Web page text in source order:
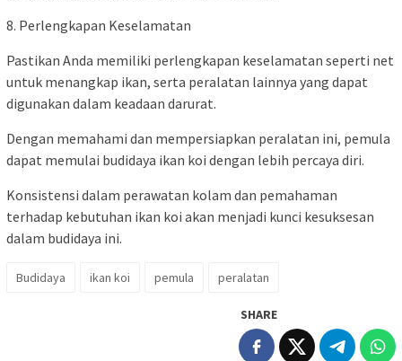
8. Perlengkapan Keselamatan
Pastikan Anda memiliki perlengkapan keselamatan seperti net
untuk menangkap ikan, serta peralatan lainnya yang dapat
digunakan dalam keadaan darurat.
Dengan memahami dan mempersiapkan peralatan ini, pemula
dapat memulai budidaya ikan koi dengan lebih percaya diri.
Konsistensi dalam perawatan kolam dan pemahaman
terhadap kebutuhan ikan koi akan menjadi kunci kesuksesan
dalam budidaya ini.
Budidaya ikan koi pemula peralatan
SHARE